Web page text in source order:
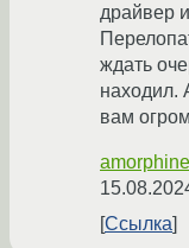
драйвер
ждать
находил.
вам
Ссылка